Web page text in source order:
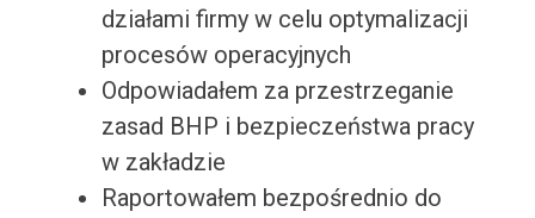
działami firmy w celu optymalizacji
procesów operacyjnych
Odpowiadałem za przestrzeganie
zasad BHP i bezpieczeństwa pracy
w zakładzie
Raportowałem bezpośrednio do